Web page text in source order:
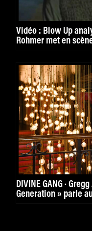
Vidéo : Blow Up
Rohmer met en
DIVINE GANG ·
Generation » parle